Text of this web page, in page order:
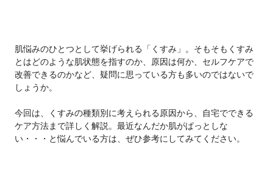
肌悩みのひとつとして挙げられる「くすみ」。そもそもくすみ
とはどのような肌状態を指すのか、原因は何か、セルフケアで
改善できるのかなど、疑問に思っている方も多いのではないで
しょうか。
今回は、くすみの種類別に考えられる原因から、自宅でできる
ケア方法まで詳しく解説。最近なんだか肌がぱっとしな
い・・・と悩んでいる方は、ぜひ参考にしてみてください。